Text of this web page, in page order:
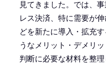
見てきました。では、
レス決済、特に需要が
どを新たに導入・拡充
うなメリット・デメリ
判断に必要な材料を整理